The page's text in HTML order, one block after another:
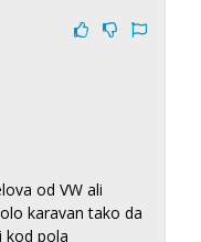
od VW ali
karavan tako da
kod pola